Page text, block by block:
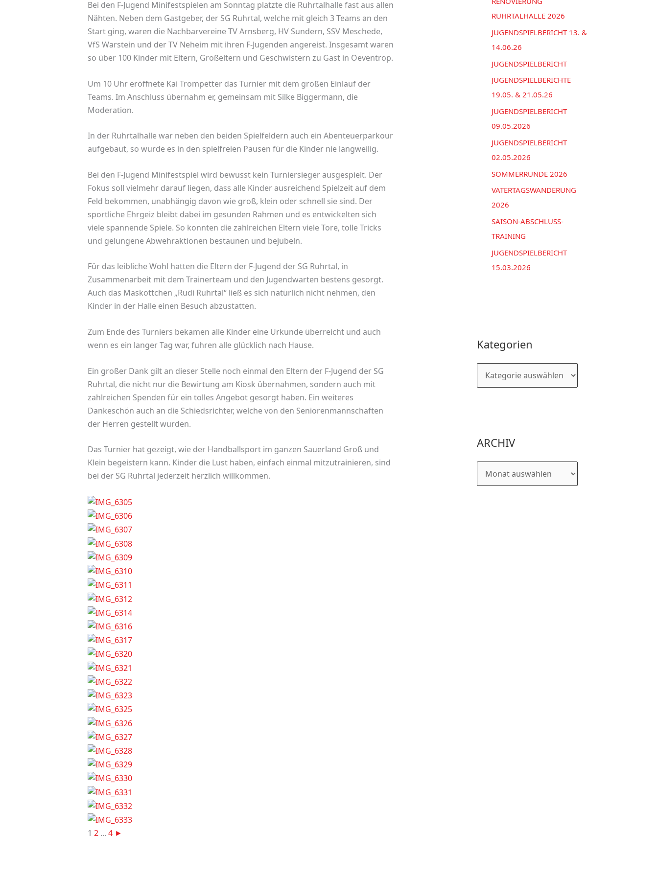
Bei den F-Jugend Minifestspielen am Sonntag platzte die Ruhrtalhalle fast aus allen
Nähten. Neben dem Gastgeber, der SG Ruhrtal, welche mit gleich 3 Teams an den
Start ging, waren die Nachbarvereine TV Arnsberg, HV Sundern, SSV Meschede,
VfS Warstein und der TV Neheim mit ihren F-Jugenden angereist. Insgesamt waren
so über 100 Kinder mit Eltern, Großeltern und Geschwistern zu Gast in Oeventrop.
Um 10 Uhr eröffnete Kai Trompetter das Turnier mit dem großen Einlauf der
Teams. Im Anschluss übernahm er, gemeinsam mit Silke Biggermann, die
Moderation.
In der Ruhrtalhalle war neben den beiden Spielfeldern auch ein Abenteuerparkour
aufgebaut, so wurde es in den spielfreien Pausen für die Kinder nie langweilig.
Bei den F-Jugend Minifestspiel wird bewusst kein Turniersieger ausgespielt. Der
Fokus soll vielmehr darauf liegen, dass alle Kinder ausreichend Spielzeit auf dem
Feld bekommen, unabhängig davon wie groß, klein oder schnell sie sind. Der
sportliche Ehrgeiz bleibt dabei im gesunden Rahmen und es entwickelten sich
viele spannende Spiele. So konnten die zahlreichen Eltern viele Tore, tolle Tricks
und gelungene Abwehraktionen bestaunen und bejubeln.
Für das leibliche Wohl hatten die Eltern der F-Jugend der SG Ruhrtal, in
Zusammenarbeit mit dem Trainerteam und den Jugendwarten bestens gesorgt.
Auch das Maskottchen „Rudi Ruhrtal“ ließ es sich natürlich nicht nehmen, den
Kinder in der Halle einen Besuch abzustatten.
Zum Ende des Turniers bekamen alle Kinder eine Urkunde überreicht und auch
wenn es ein langer Tag war, fuhren alle glücklich nach Hause.
Ein großer Dank gilt an dieser Stelle noch einmal den Eltern der F-Jugend der SG
Ruhrtal, die nicht nur die Bewirtung am Kiosk übernahmen, sondern auch mit
zahlreichen Spenden für ein tolles Angebot gesorgt haben. Ein weiteres
Dankeschön auch an die Schiedsrichter, welche von den Seniorenmannschaften
der Herren gestellt wurden.
Das Turnier hat gezeigt, wie der Handballsport im ganzen Sauerland Groß und
Klein begeistern kann. Kinder die Lust haben, einfach einmal mitzutrainieren, sind
bei der SG Ruhrtal jederzeit herzlich willkommen.
1 2 ... 4 ►
RUHRTALHALLE 2026
JUGENDSPIELBERICHT 13. &
14.06.26
JUGENDSPIELBERICHT
JUGENDSPIELBERICHTE
19.05. & 21.05.26
JUGENDSPIELBERICHT
09.05.2026
JUGENDSPIELBERICHT
02.05.2026
SOMMERRUNDE 2026
VATERTAGSWANDERUNG
2026
SAISON-ABSCHLUSS-
TRAINING
JUGENDSPIELBERICHT
15.03.2026
Kategorien
ARCHIV